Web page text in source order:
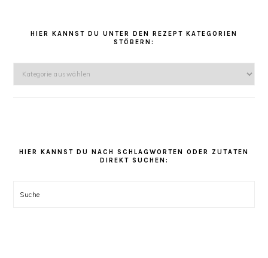
HIER KANNST DU UNTER DEN REZEPT KATEGORIEN
STÖBERN:
Kategorien
HIER KANNST DU NACH SCHLAGWORTEN ODER ZUTATEN
DIREKT SUCHEN:
Suche